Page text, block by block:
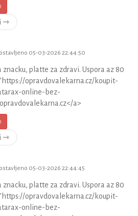
⇾
05-03-2026 22:44:50
znacku, platte za zdravi. Uspora az 80
opravdovalekarna.cz/koupit-
online-bez-
a>
⇾
05-03-2026 22:44:45
znacku, platte za zdravi. Uspora az 80
opravdovalekarna.cz/koupit-
online-bez-